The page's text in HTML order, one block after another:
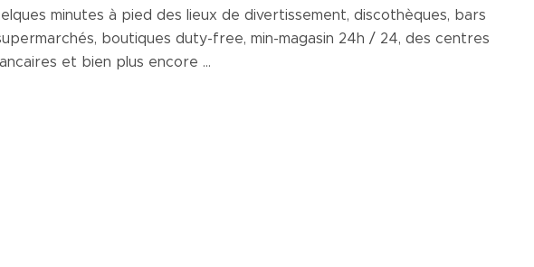
minutes à pied des lieux de divertissement, discothèques, bars
boutiques duty-free, min-magasin 24h / 24, des centres
et bien plus encore ...